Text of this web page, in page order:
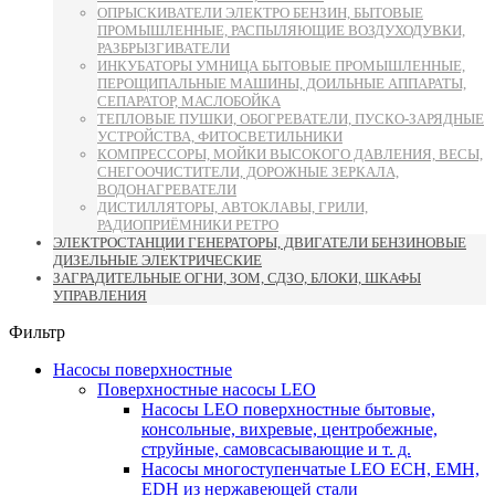
ОПРЫСКИВАТЕЛИ ЭЛЕКТРО БЕНЗИН, БЫТОВЫЕ
ПРОМЫШЛЕННЫЕ, РАСПЫЛЯЮЩИЕ ВОЗДУХОДУВКИ,
РАЗБРЫЗГИВАТЕЛИ
ИНКУБАТОРЫ УМНИЦА БЫТОВЫЕ ПРОМЫШЛЕННЫЕ,
ПЕРОЩИПАЛЬНЫЕ МАШИНЫ, ДОИЛЬНЫЕ АППАРАТЫ,
СЕПАРАТОР, МАСЛОБОЙКА
ТЕПЛОВЫЕ ПУШКИ, ОБОГРЕВАТЕЛИ, ПУСКО-ЗАРЯДНЫЕ
УСТРОЙСТВА, ФИТОСВЕТИЛЬНИКИ
КОМПРЕССОРЫ, МОЙКИ ВЫСОКОГО ДАВЛЕНИЯ, ВЕСЫ,
СНЕГООЧИСТИТЕЛИ, ДОРОЖНЫЕ ЗЕРКАЛА,
ВОДОНАГРЕВАТЕЛИ
ДИСТИЛЛЯТОРЫ, АВТОКЛАВЫ, ГРИЛИ,
РАДИОПРИЁМНИКИ РЕТРО
ЭЛЕКТРОСТАНЦИИ ГЕНЕРАТОРЫ, ДВИГАТЕЛИ БЕНЗИНОВЫЕ
ДИЗЕЛЬНЫЕ ЭЛЕКТРИЧЕСКИЕ
ЗАГРАДИТЕЛЬНЫЕ ОГНИ, ЗОМ, СДЗО, БЛОКИ, ШКАФЫ
УПРАВЛЕНИЯ
Фильтр
Насосы поверхностные
Поверхностные насосы LEO
Насосы LEO поверхностные бытовые,
консольные, вихревые, центробежные,
струйные, самовсасывающие и т. д.
Насосы многоступенчатые LEO ECH, EMH,
EDH из нержавеющей стали